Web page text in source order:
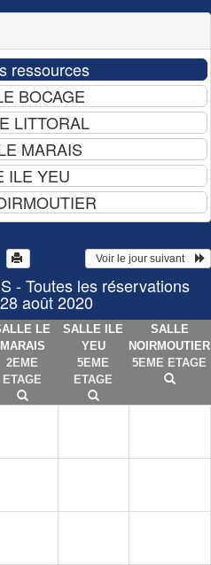
  Voir le jour suivant
- Toutes les réservations
août 2020
LE
MARAIS
2EME
ETAGE
SALLE ILE
YEU
5EME
ETAGE
SALLE
NOIRMOUTIER
5EME ETAGE